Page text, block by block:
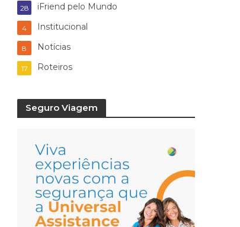
iFriend pelo Mundo
28
Institucional
4
Notícias
8
Roteiros
17
Seguro Viagem